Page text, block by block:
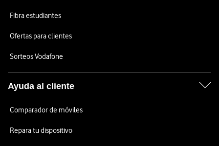
Fibra estudiantes
Ofertas para clientes
Sorteos Vodafone
Ayuda al cliente
Comparador de móviles
Repara tu dispositivo